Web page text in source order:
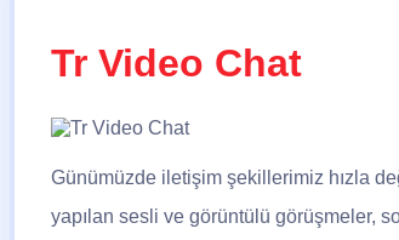
Tr Video Chat
Günümüzde iletişim şekillerimiz hızla
yapılan sesli ve görüntülü görüşmeler,